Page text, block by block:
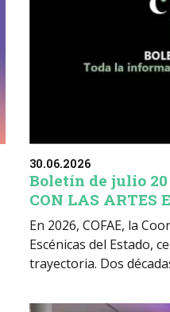
30.06.2026
Boletín de julio 20
CON LAS ARTES
En 2026, COFAE, la
Escénicas del Estado,
trayectoria. Dos